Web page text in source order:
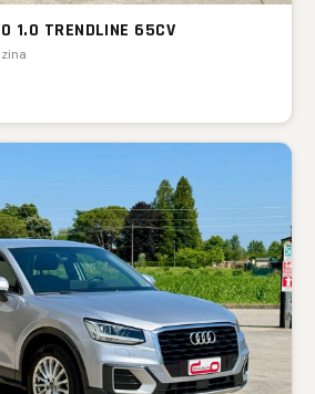
1.0 TRENDLINE 65CV